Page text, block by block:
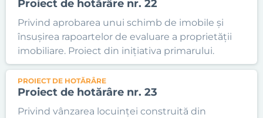
Proiect de hotărâre nr. 22
Privind aprobarea unui schimb de imobile și
însușirea rapoartelor de evaluare a proprietății
imobiliare. Proiect din inițiativa primarului.
PROIECT DE HOTĂRÂRE
Proiect de hotărâre nr. 23
Privind vânzarea locuinței construită din